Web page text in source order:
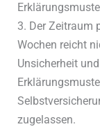
3. Der Zeitraum
Wochen reicht
Unsicherheit
zugelassen.